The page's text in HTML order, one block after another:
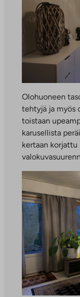
Olohuoneen
tehtyjä ja myös
toistaan
karusellista
kertaan korjattu